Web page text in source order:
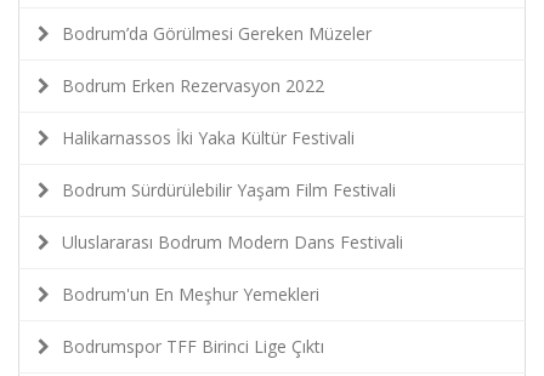
Bodrum’da Görülmesi Gereken Müzeler
Bodrum Erken Rezervasyon 2022
Halikarnassos İki Yaka Kültür Festivali
Bodrum Sürdürülebilir Yaşam Film Festivali
Uluslararası Bodrum Modern Dans Festivali
Bodrum'un En Meşhur Yemekleri
Bodrumspor TFF Birinci Lige Çıktı